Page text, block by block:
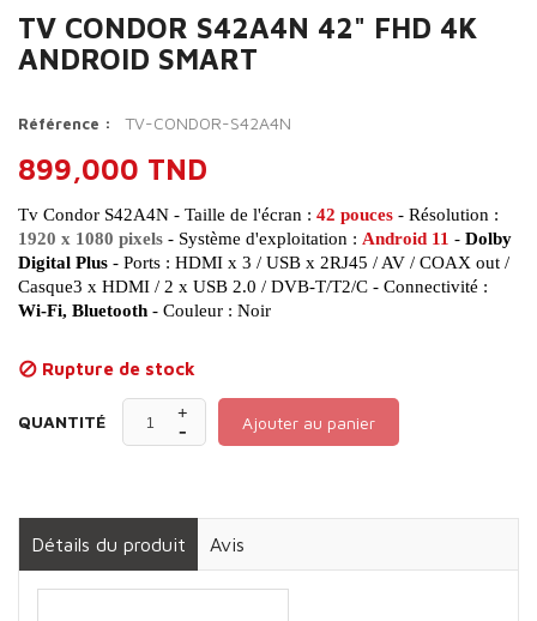
TV CONDOR S42A4N 42" FHD 4K
ANDROID SMART
Référence : TV-CONDOR-S42A4N
899,000 TND
Tv Condor S42A4N - Taille de l'écran : 42 pouces - Résolution :
1920 x 1080 pixels - Système d'exploitation : Android 11 - Dolby
Digital Plus - Ports : HDMI x 3 / USB x 2RJ45 / AV / COAX out /
Casque3 x HDMI / 2 x USB 2.0 / DVB-T/T2/C - Connectivité :
Wi-Fi, Bluetooth - Couleur : Noir
 Rupture de stock
QUANTITÉ Ajouter au panier
Détails du produit Avis